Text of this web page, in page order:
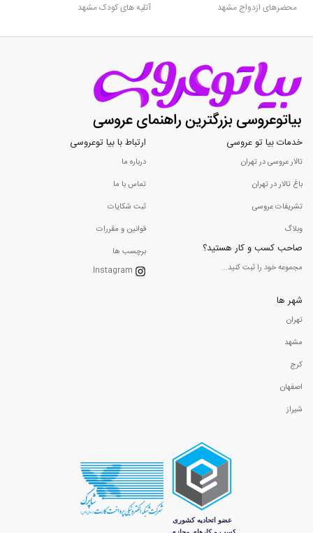
محضرهای ازدواج مشهد
آتلیه های کودک مشهد
خدمات بیا تو عروسی
تالار عروسی در تهران
باغ تالار در تهران
تشریفات عروسی
وبلاگ
صاحب کسب و کار هستید؟
مجموعه خود را ثبت کنید...
ارتباط با بیا توعروسی
درباره ما
تماس با ما
ثبت شکایات
قوانین و مقررات
برچسب ها
Instagram
شهر ها
تهران
مشهد
کرج
اصفهان
شیراز